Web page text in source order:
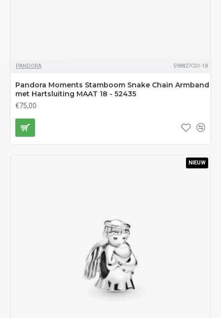
PANDORA 598827C01-18
Pandora Moments Stamboom Snake Chain Armband
met Hartsluiting MAAT 18 - 52435
€75,00
NIEUW